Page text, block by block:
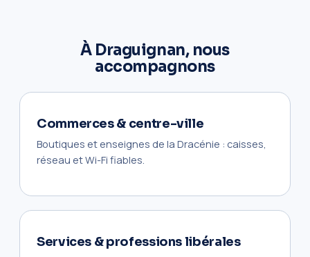
À Draguignan, nous
accompagnons
Commerces & centre-ville
Boutiques et enseignes de la Dracénie : caisses,
réseau et Wi-Fi fiables.
Services & professions libérales